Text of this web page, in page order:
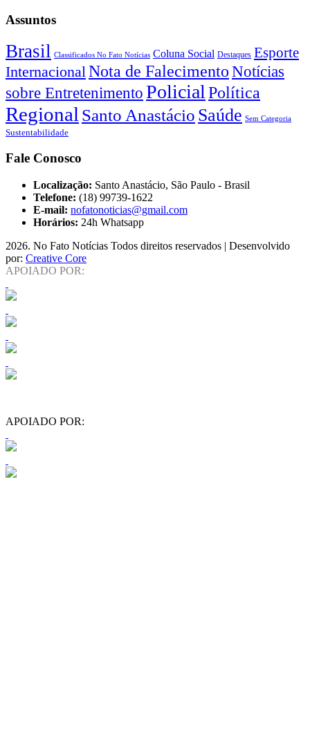
Assuntos
Brasil Classificados No Fato Notícias Coluna Social Destaques Esporte
Internacional Nota de FalecimentoNotícias
sobre EntretenimentoPolicial Política
Regional Santo Anastácio Saúde Sem Categoria
Sustentabilidade
Fale Conosco
Localização: Santo Anastácio, São Paulo - Brasil
Telefone: (18) 99739-1622
E-mail: nofatonoticias@gmail.com
Horários: 24h Whatsapp
2026. No Fato Notícias Todos direitos reservados | Desenvolvido
por: Creative Core
APOIADO POR:
APOIADO POR: